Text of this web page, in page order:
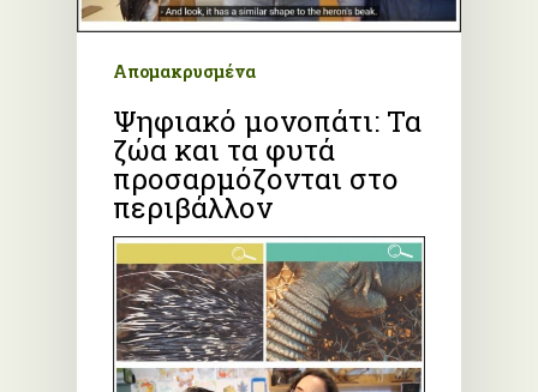
Απομακρυσμένα
Ψηφιακό μονοπάτι: Τα
ζώα και τα φυτά
προσαρμόζονται στο
περιβάλλον